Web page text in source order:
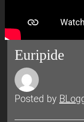
Euripide
Posted by